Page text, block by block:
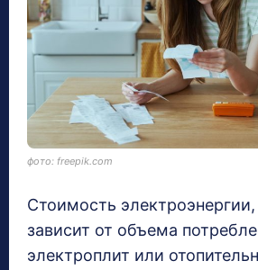
фото: freepik.com
Стоимость
зависит от объема
электроплит или